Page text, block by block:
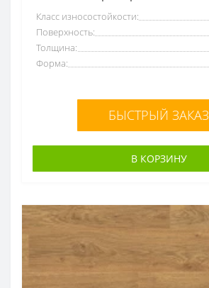
Класс износостойкости:
Поверхность:
Толщина:
Форма:
БЫСТРЫЙ ЗАКАЗ
В КОРЗИНУ